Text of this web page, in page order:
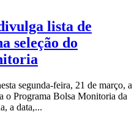
lista de
seleção do
segunda-feira, 21 de março, a
o Programa Bolsa Monitoria da
a data,...